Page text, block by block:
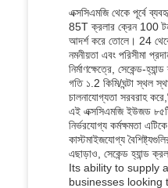
এক্সসিএমজি থেকে পূর্বে
85T ক্রলার ক্রেন 100 টন
আদর্শ করে তোলে। 24 থেকে
নমনীয়তা এবং পরিসীমা
নির্মাণক্ষেত্রে, সেকেন্ড-
গতি ১.2 কিমি/ঘন্টা স্থল
চালনাযোগ্যতা সরবরাহ
এই এক্সসিএমজি ইউজড ৮৫টি
নির্ভরযোগ্য কর্মক্ষমতা
কাস্টমাইজযোগ্য
এছাড়াও, সেকেন্ড হ্যান্ড
Its ability to supply
businesses looking